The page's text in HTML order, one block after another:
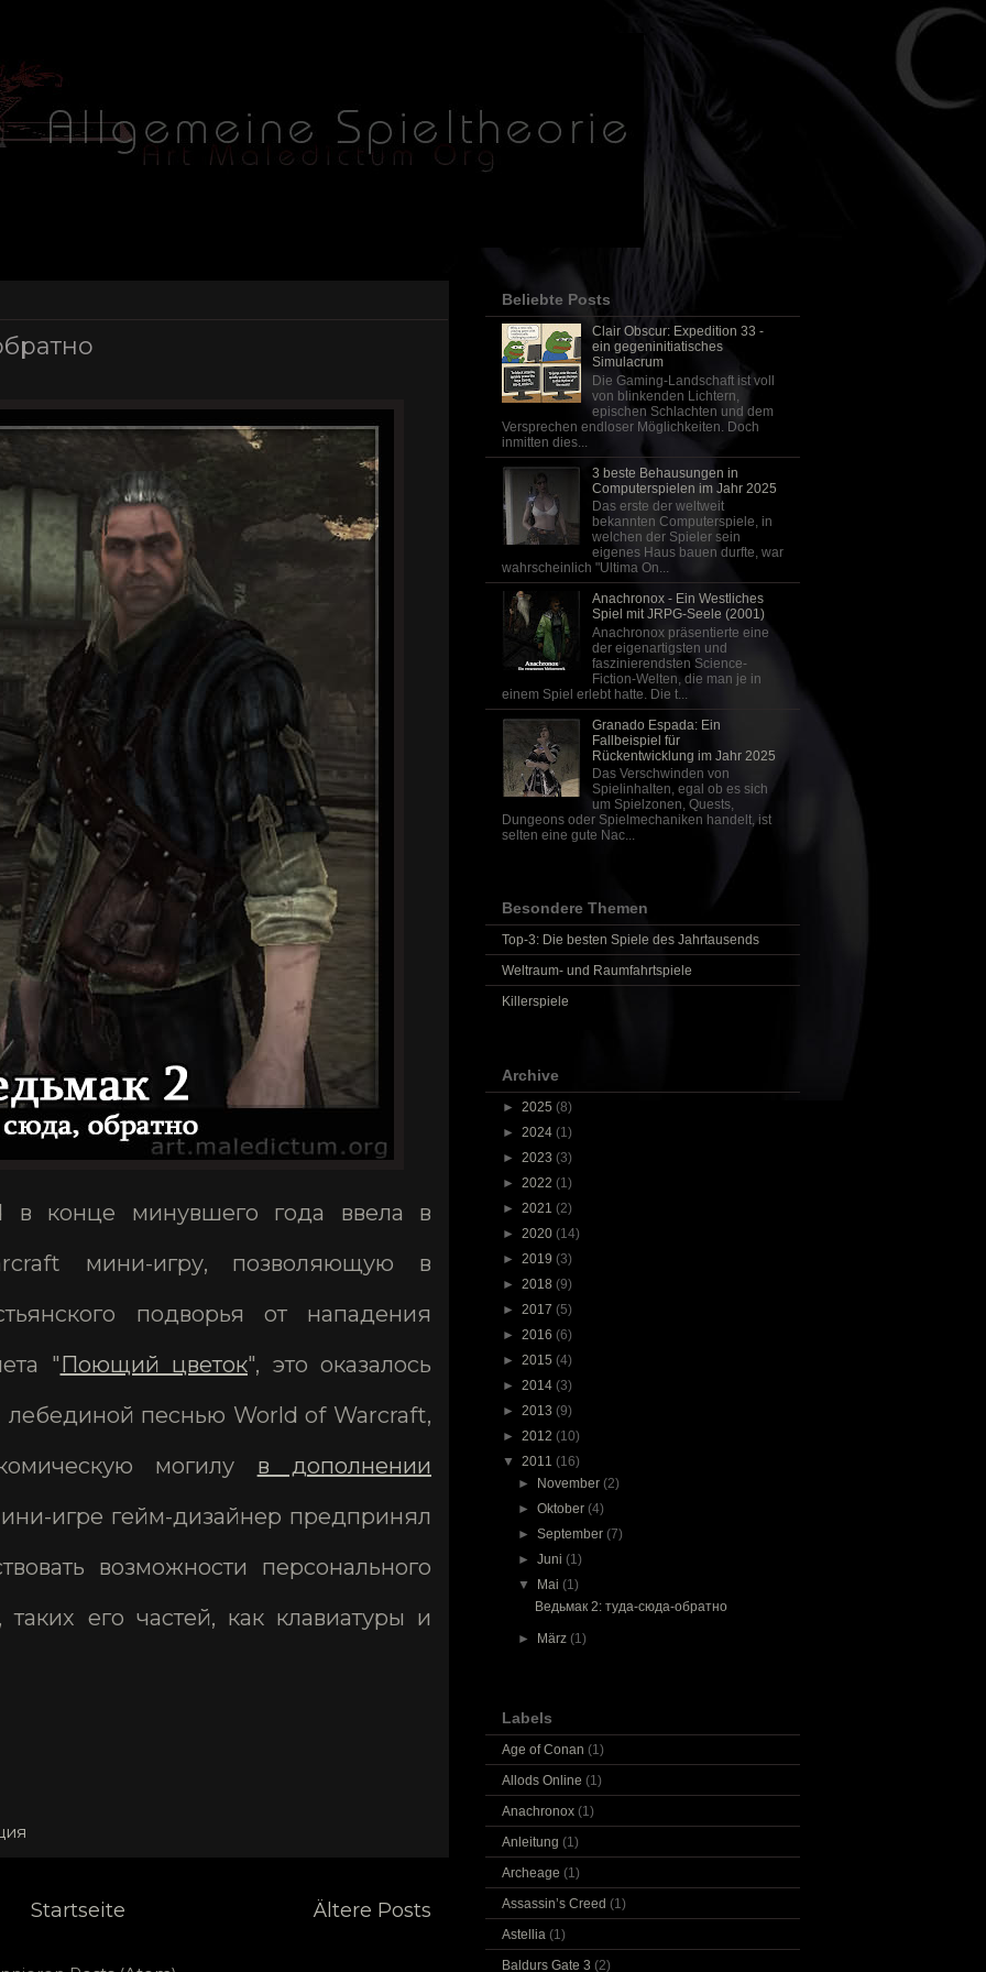
в конце минувшего года ввела в
мини-игру, позволяющую в
подворья от нападения
"Поющий цветок", это оказалось
песнью World of Warcraft,
могилу в дополнении
игре гейм-дизайнер предпринял
возможности персонального
таких его частей, как клавиатуры и
Ältere Posts
Startseite
Beliebte Posts
Clair Obscur: Expedition 33 -
ein gegeninitiatisches
Simulacrum
Die Gaming-Landschaft ist voll
von blinkenden Lichtern,
epischen Schlachten und dem
Versprechen endloser Möglichkeiten. Doch
inmitten dies...
3 beste Behausungen in
Computerspielen im Jahr 2025
Das erste der weltweit
bekannten Computerspiele, in
welchen der Spieler sein
eigenes Haus bauen durfte, war
wahrscheinlich "Ultima On...
Anachronox - Ein Westliches
Spiel mit JRPG-Seele (2001)
Anachronox präsentierte eine
der eigenartigsten und
faszinierendsten Science-
Fiction-Welten, die man je in
einem Spiel erlebt hatte. Die t...
Granado Espada: Ein
Fallbeispiel für
Rückentwicklung im Jahr 2025
Das Verschwinden von
Spielinhalten, egal ob es sich
um Spielzonen, Quests,
Dungeons oder Spielmechaniken handelt, ist
selten eine gute Nac...
Besondere Themen
Top-3: Die besten Spiele des Jahrtausends
Weltraum- und Raumfahrtspiele
Killerspiele
Archive
► 2025 (8)
► 2024 (1)
► 2023 (3)
► 2022 (1)
► 2021 (2)
► 2020 (14)
► 2019 (3)
► 2018 (9)
► 2017 (5)
► 2016 (6)
► 2015 (4)
► 2014 (3)
► 2013 (9)
► 2012 (10)
▼ 2011 (16)
► November (2)
►Oktober (4)
►September (7)
►Juni (1)
▼ Mai (1)
Ведьмак 2: туда-сюда-обратно
► März (1)
Labels
Age of Conan (1)
Allods Online (1)
Anachronox (1)
Anleitung (1)
Archeage (1)
Assassin’s Creed (1)
Astellia (1)
Baldurs Gate 3 (2)